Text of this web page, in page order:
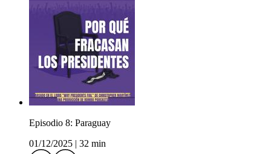
Episodio 8: Paraguay
01/12/2025
32 min